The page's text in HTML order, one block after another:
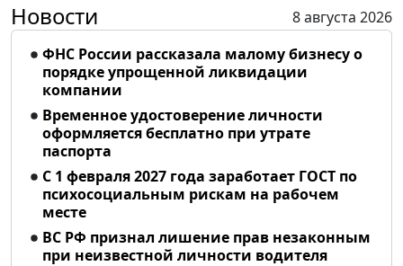
Новости
8 августа 2026
ФНС России рассказала малому бизнесу о
порядке упрощенной ликвидации
компании
Временное удостоверение личности
оформляется бесплатно при утрате
паспорта
С 1 февраля 2027 года заработает ГОСТ по
психосоциальным рискам на рабочем
месте
ВС РФ признал лишение прав незаконным
при неизвестной личности водителя